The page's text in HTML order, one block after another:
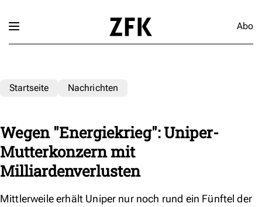
Abo
Startseite Nachrichten
Wegen "Energiekrieg": Uniper-
Mutterkonzern mit
Milliardenverlusten
Mittlerweile erhält Uniper nur noch rund ein Fünftel der